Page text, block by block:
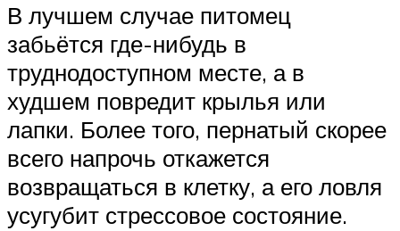
В лучшем случае питомец
забьётся где-нибудь в
труднодоступном месте, а в
худшем повредит крылья или
лапки. Более того, пернатый скорее
всего напрочь откажется
возвращаться в клетку, а его ловля
усугубит стрессовое состояние.